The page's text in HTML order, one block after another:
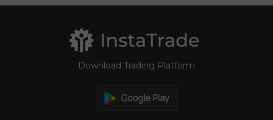
Download Trading Platform